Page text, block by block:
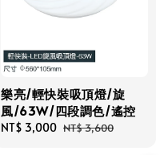
樂亮/輕快裝吸頂燈/旋
風/63W/四段調色/遙控
Sale
NT$ 3,000 Regular
NT$ 3,600